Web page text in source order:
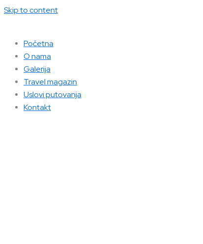
Skip to content
Početna
O nama
Galerija
Travel magazin
Uslovi putovanja
Kontakt